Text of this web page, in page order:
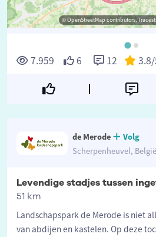
© OpenStreetMap contributors,
7.959 6 12 3.8
de Merode
Volg
Scherpenheuvel, België
Levendige stadjes tussen
51 km
Landschapspark de Merode is niet
van abdijen en kastelen. Op deze